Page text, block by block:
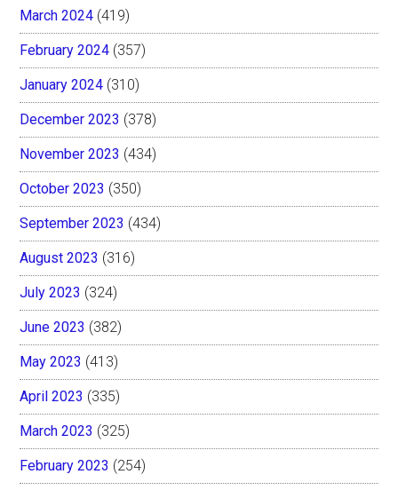
March 2024 (419)
February 2024 (357)
January 2024 (310)
December 2023 (378)
November 2023 (434)
October 2023 (350)
September 2023 (434)
August 2023 (316)
July 2023 (324)
June 2023 (382)
May 2023 (413)
April 2023 (335)
March 2023 (325)
February 2023 (254)